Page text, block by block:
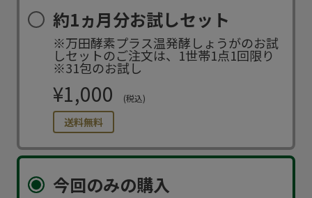
約1ヵ月分お試しセット
※万田酵素プラス温発酵しょうがのお試
しセットのご注文は、1世帯1点1回限り
※31包のお試し
¥1,000 (税込)
送料無料
今回のみの購入